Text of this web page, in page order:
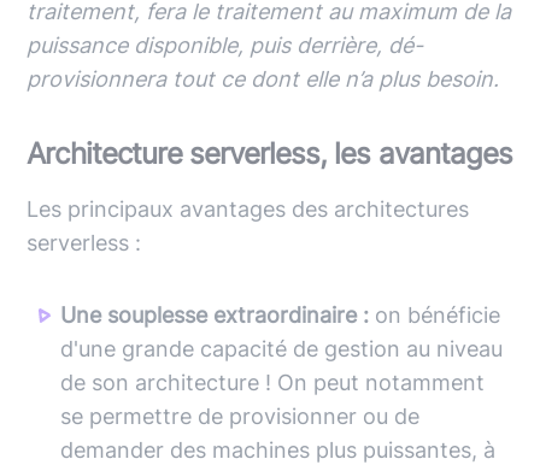
traitement, fera le traitement au maximum de la
puissance disponible, puis derrière, dé-
provisionnera tout ce dont elle n’a plus besoin.
Architecture serverless, les avantages
Les principaux avantages des architectures
serverless :
Une souplesse extraordinaire : on bénéficie
d'une grande capacité de gestion au niveau
de son architecture ! On peut notamment
se permettre de provisionner ou de
demander des machines plus puissantes, à